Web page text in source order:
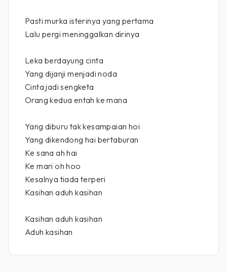
Pasti murka isterinya yang pertama
Lalu pergi meninggalkan dirinya
Leka berdayung cinta
Yang dijanji menjadi noda
Cinta jadi sengketa
Orang kedua entah ke mana
Yang diburu tak kesampaian hoi
Yang dikendong hai bertaburan
Ke sana ah hai
Ke mari oh hoo
Kesalnya tiada terperi
Kasihan aduh kasihan
Kasihan aduh kasihan
Aduh kasihan